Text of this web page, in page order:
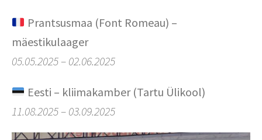
Prantsusmaa (Font Romeau) –
mäestikulaager
05.05.2025 – 02.06.2025
Eesti – kliimakamber (Tartu Ülikool)
11.08.2025 – 03.09.2025